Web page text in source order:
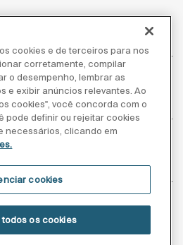
nos
cookies e de terceiros para nos
corretamente, compilar
o desempenho, lembrar as
e exibir anúncios relevantes. Ao
cookies", você concorda com o
pode definir ou rejeitar cookies
necessários, clicando em
cookies
os cookies